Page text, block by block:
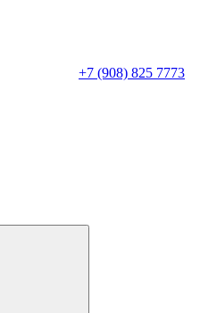
+7 (908) 825 7773